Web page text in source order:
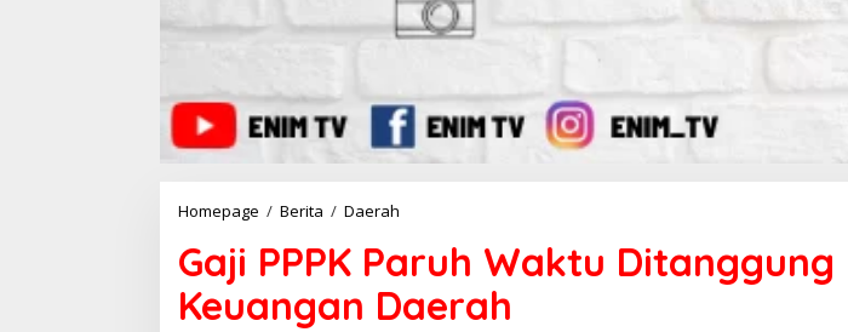
Homepage / Berita / Daerah
j
i
P
P
Gaji PPPK Paruh Waktu Ditanggung
Keuangan Daerah